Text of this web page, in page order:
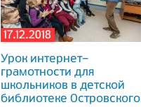
17.12.2018
Урок интернет-
грамотности для
школьников в детской
библиотеке Островского